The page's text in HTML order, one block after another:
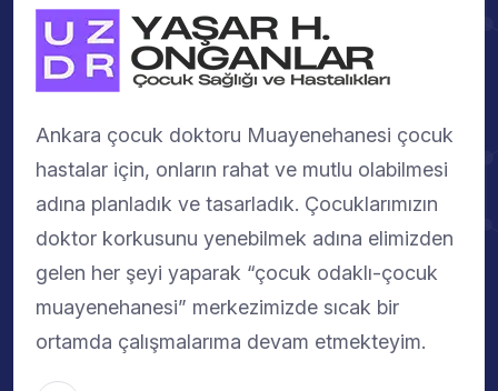
Ankara çocuk doktoru Muayenehanesi çocuk
hastalar için, onların rahat ve mutlu olabilmesi
adına planladık ve tasarladık. Çocuklarımızın
doktor korkusunu yenebilmek adına elimizden
gelen her şeyi yaparak “çocuk odaklı-çocuk
muayenehanesi” merkezimizde sıcak bir
ortamda çalışmalarıma devam etmekteyim.